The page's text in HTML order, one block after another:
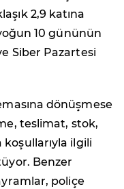
2,9 katına
yoğun 10 gününün
Siber Pazartesi
dönüşmese
teslimat, stok,
ilgili
Benzer
poliçe